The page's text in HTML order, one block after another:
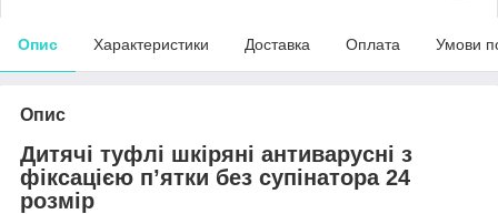
Опис Характеристики Доставка Оплата Умови
Опис
Дитячі туфлі шкіряні антиварусні з
фіксацією п’ятки без супінатора 24
розмір